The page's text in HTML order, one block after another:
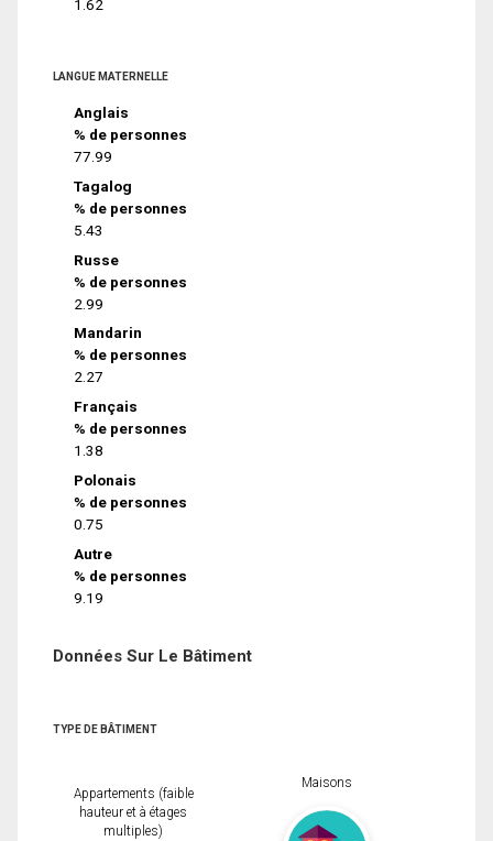
1.62
LANGUE MATERNELLE
Anglais
% de personnes
77.99
Tagalog
% de personnes
5.43
Russe
% de personnes
2.99
Mandarin
% de personnes
2.27
Français
% de personnes
1.38
Polonais
% de personnes
0.75
Autre
% de personnes
9.19
Données Sur Le Bâtiment
TYPE DE BÂTIMENT
Appartements (faible
hauteur et à étages
multiples)
Maisons